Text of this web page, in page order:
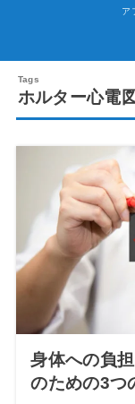
ア
ホルター心電図
身体への負
のための3つ